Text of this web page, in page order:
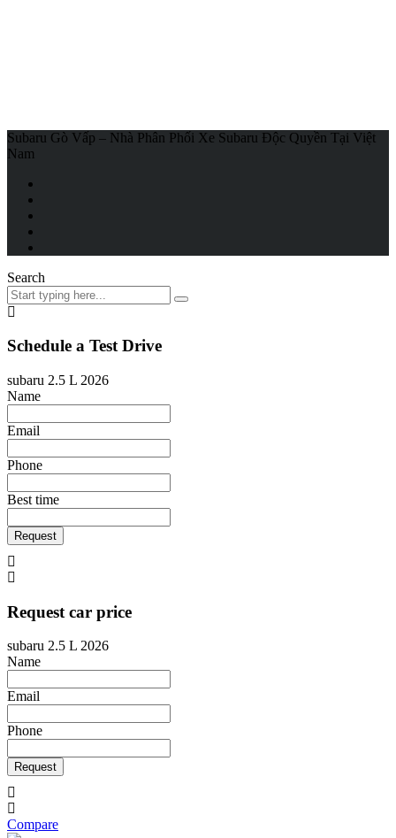
Subaru Gò Vấp – Nhà Phân Phối Xe Subaru Độc Quyền Tại Việt
Nam
Search
Schedule a Test Drive
subaru 2.5 L 2026
Name
Email
Phone
Best time
Request
Request car price
subaru 2.5 L 2026
Name
Email
Phone
Request
Compare